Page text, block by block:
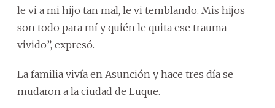
le vi a mi hijo tan mal, le vi temblando. Mis hijos
son todo para mí y quién le quita ese trauma
vivido”, expresó.
La familia vivía en Asunción y hace tres día se
mudaron a la ciudad de Luque.